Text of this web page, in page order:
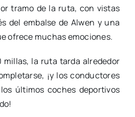
tramo de la ruta, con vistas
del embalse de Alwen y una
ofrece muchas emociones.
millas, la ruta tarda alrededor
¡y los conductores
últimos coches deportivos